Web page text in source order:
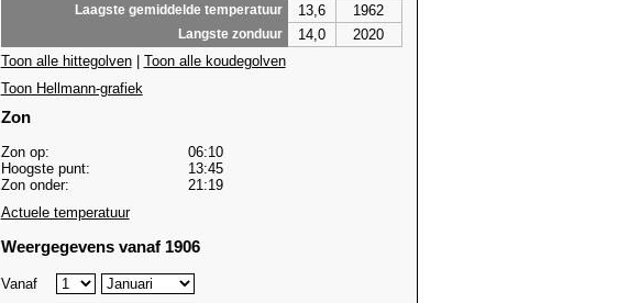
Laagste gemiddelde temperatuur 13,6 1962
Langste zonduur 14,0
2020
Toon alle hittegolven| Toon alle koudegolven
Toon Hellmann-grafiek
Zon
Zon op:
06:10
Hoogste punt:
13:45
Zon onder:
21:19
Actuele temperatuur
Weergegevens vanaf 1906
Vanaf